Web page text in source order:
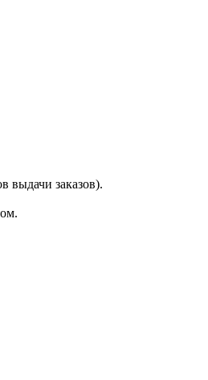
выдачи заказов).